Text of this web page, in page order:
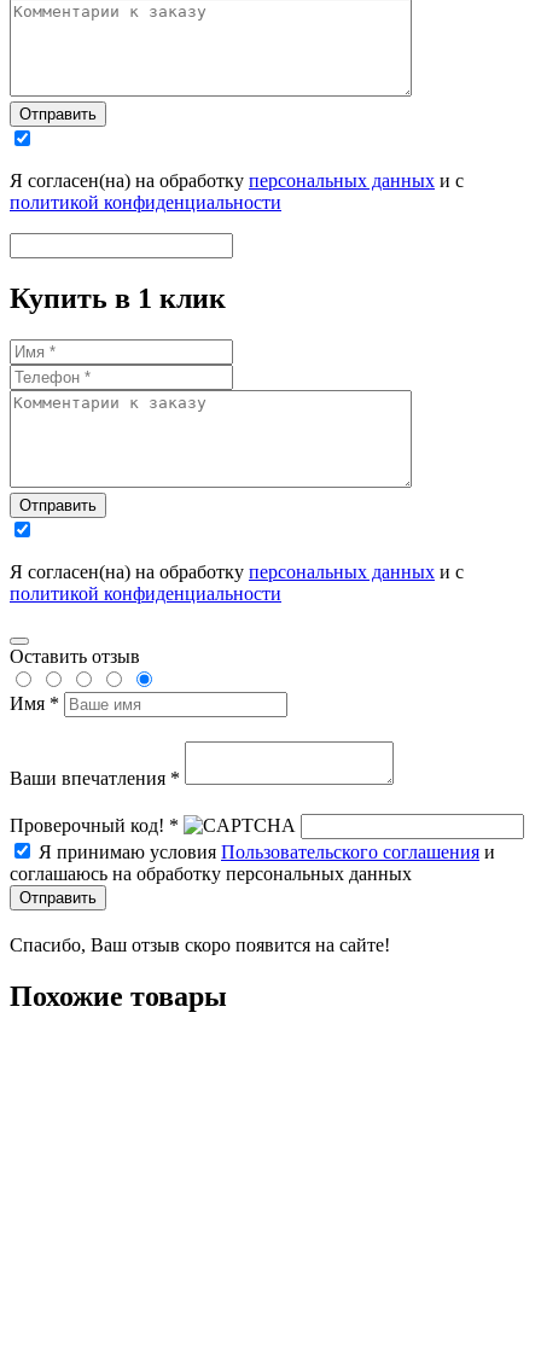
Отправить
Я согласен(на) на обработку персональных данных и с
политикой конфиденциальности
Купить в 1 клик
Отправить
Я согласен(на) на обработку персональных данных и с
политикой конфиденциальности
Оставить отзыв
Имя *
Ваши впечатления *
Проверочный код! *
Я принимаю условия Пользовательского соглашения и
соглашаюсь на обработку персональных данных
Отправить
Спасибо, Ваш отзыв скоро появится на сайте!
Похожие товары